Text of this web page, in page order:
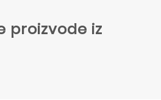
proizvode iz